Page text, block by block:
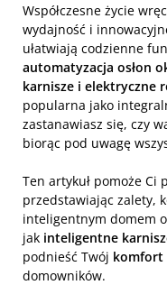
Współczesne życie
wydajność i
ułatwiają codzienne
automatyzacja osłon
karnisze i elektryczne
popularna jako
zastanawiasz się, czy
biorąc pod uwagę
Ten artykuł pomoże Ci
przedstawiając zalety,
inteligentnym domem
jak inteligentne
podnieść Twój komfort
domowników.